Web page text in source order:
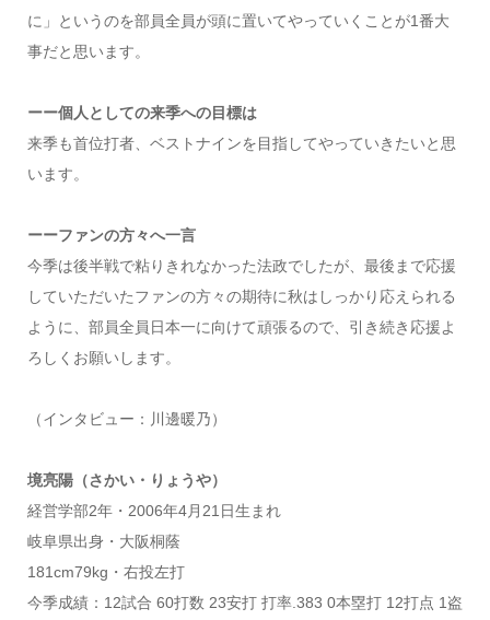
に」というのを部員全員が頭に置いてやっていくことが1番大
事だと思います。
ーー個人としての来季への目標は
来季も首位打者、ベストナインを目指してやっていきたいと思
います。
ーーファンの方々へ一言
今季は後半戦で粘りきれなかった法政でしたが、最後まで応援
していただいたファンの方々の期待に秋はしっかり応えられる
ように、部員全員日本一に向けて頑張るので、引き続き応援よ
ろしくお願いします。
（インタビュー：川邊暖乃）
境亮陽（さかい・りょうや）
経営学部2年・2006年4月21日生まれ
岐阜県出身・大阪桐蔭
181cm79kg・右投左打
今季成績：12試合 60打数 23安打 打率.383 0本塁打 12打点 1盗